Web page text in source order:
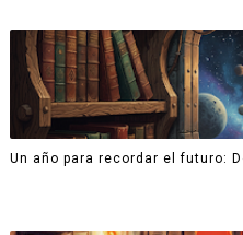
Un año para recordar el futuro: